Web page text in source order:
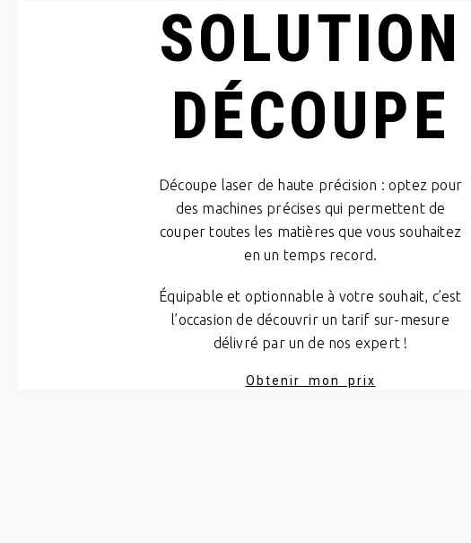
SOLUTION
DÉCOUPE
Découpe laser de haute précision : optez pour
des machines précises qui permettent de
couper toutes les matières que vous souhaitez
en un temps record.
Équipable et optionnable à votre souhait, c’est
l’occasion de découvrir un tarif sur-mesure
délivré par un de nos expert !
Obtenir mon prix